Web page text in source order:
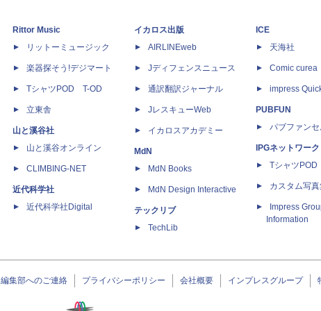
Rittor Music
リットーミュージック
楽器探そう!デジマート
TシャツPOD T-OD
立東舎
山と溪谷社
山と溪谷オンライン
CLIMBING-NET
近代科学社
近代科学社Digital
イカロス出版
AIRLINEweb
Jディフェンスニュース
通訳翻訳ジャーナル
JレスキューWeb
イカロスアカデミー
MdN
MdN Books
MdN Design Interactive
テックリブ
TechLib
ICE
天海社
Comic curea
impress
PUBFUN
パブファンセ
IPGネットワーク
Tシャツ
カスタム写
Impress
Information
編集部へのご連絡 プライバシーポリシー 会社概要 インプレスグループ